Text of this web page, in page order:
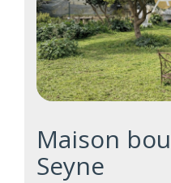
Maison
Seyne